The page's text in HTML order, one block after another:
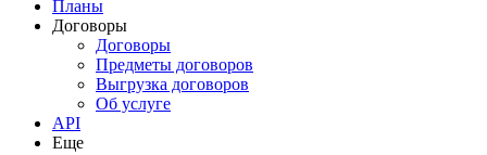
Планы
Договоры
Договоры
Предметы договоров
Выгрузка договоров
Об услуге
API
Еще